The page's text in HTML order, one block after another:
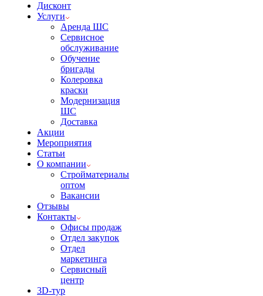
Дисконт
Услуги
Аренда ШС
Сервисное
обслуживание
Обучение
бригады
Колеровка
краски
Модернизация
ШС
Доставка
Акции
Мероприятия
Статьи
О компании
Стройматериалы
оптом
Вакансии
Отзывы
Контакты
Офисы продаж
Отдел закупок
Отдел
маркетинга
Сервисный
центр
3D-тур